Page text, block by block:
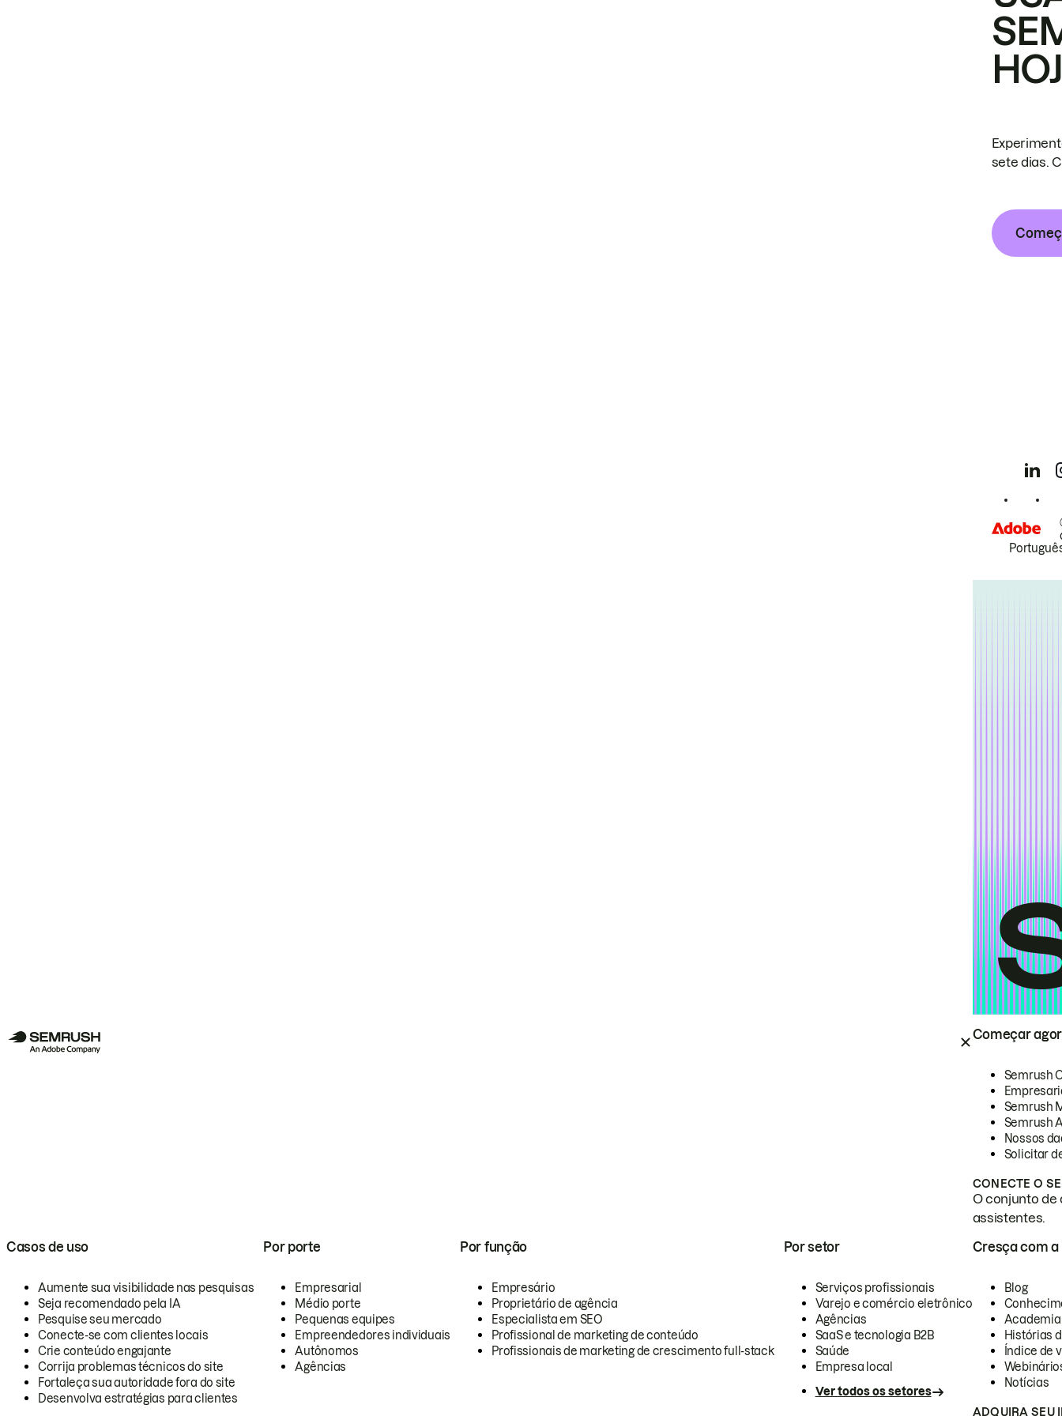
Começar
Semrush
Semrush
Semrush
Nossos
Solicitar
CONECTE O
O conjunto de
assistentes.
Casos de uso
Aumente sua visibilidade nas pesquisas
Seja recomendado pela IA
Pesquise seu mercado
Conecte-se com clientes locais
Crie conteúdo engajante
Corrija problemas técnicos do site
Fortaleça sua autoridade fora do site
Desenvolva estratégias para clientes
Por porte
Empresarial
Médio porte
Pequenas equipes
Empreendedores individuais
Autônomos
Agências
Por função
Empresário
Proprietário de agência
Especialista em SEO
Profissional de marketing de conteúdo
Profissionais de marketing de crescimento full-stack
Por setor
Serviços profissionais
Varejo e comércio eletrônico
Agências
SaaS e tecnologia B2B
Saúde
Empresa local
Ver todos os setores
Cresça com a
Blog
Academia
Histórias
Índice de
Notícias
ADQUIRA SEU
sete dias.